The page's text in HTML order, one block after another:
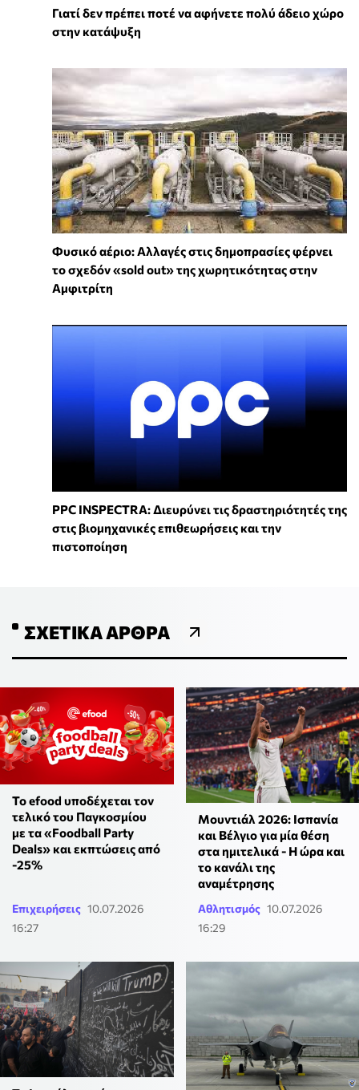
Γιατί δεν πρέπει ποτέ να αφήνετε πολύ άδειο χώρο
στην κατάψυξη
Φυσικό αέριο: Αλλαγές στις δημοπρασίες φέρνει
το σχεδόν «sold out» της χωρητικότητας στην
Αμφιτρίτη
PPC INSPECTRA: Διευρύνει τις δραστηριότητές της
στις βιομηχανικές επιθεωρήσεις και την
πιστοποίηση
ΣΧΕΤΙΚΆ ΆΡΘΡΑ
Το efood υποδέχεται τον
τελικό του Παγκοσμίου
με τα «Foodball Party
Deals» και εκπτώσεις από
-25%
Επιχειρήσεις 10.07.2026
16:27
Μουντιάλ 2026: Ισπανία
και Βέλγιο για μία θέση
στα ημιτελικά - Η ώρα και
το κανάλι της
αναμέτρησης
Αθλητισμός 10.07.2026
16:29